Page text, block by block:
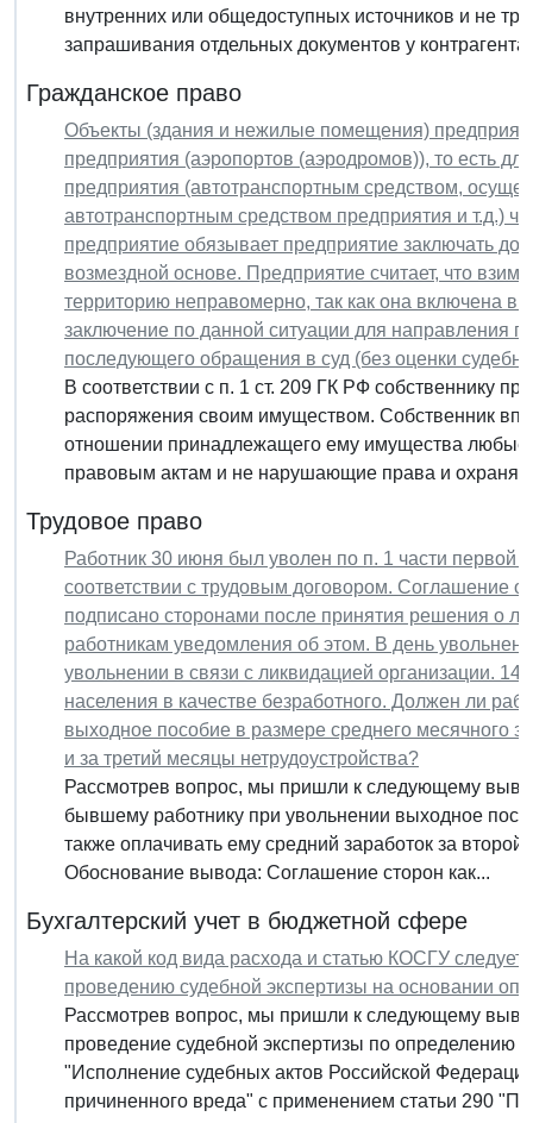
внутренних или общедоступных источников и не
запрашивания отдельных документов у
Гражданское право
Объекты (здания и нежилые помещения)
предприятия (аэропортов (аэродромов)), то есть
предприятия (автотранспортным средством,
автотранспортным средством предприятия и т.д.)
предприятие обязывает предприятие заключать
возмездной основе. Предприятие считает, что
территорию неправомерно, так как она включена
заключение по данной ситуации для направления
последующего обращения в суд (без оценки
В соответствии с п. 1 ст. 209 ГК РФ собственнику
распоряжения своим имуществом. Собственник
отношении принадлежащего ему имущества любые
правовым актам и не нарушающие права и
Трудовое право
Работник 30 июня был уволен по п. 1 части первой
соответствии с трудовым договором. Соглашение
подписано сторонами после принятия решения о
работникам уведомления об этом. В день
увольнении в связи с ликвидацией организации. 14
населения в качестве безработного. Должен ли
выходное пособие в размере среднего месячного
и за третий месяцы нетрудоустройства?
Рассмотрев вопрос, мы пришли к следующему
бывшему работнику при увольнении выходное
также оплачивать ему средний заработок за
Обоснование вывода: Соглашение сторон как...
Бухгалтерский учет в бюджетной сфере
На какой код вида расхода и статью КОСГУ
проведению судебной экспертизы на основании
Рассмотрев вопрос, мы пришли к следующему
проведение судебной экспертизы по определению
"Исполнение судебных актов Российской
причиненного вреда" с применением статьи 290